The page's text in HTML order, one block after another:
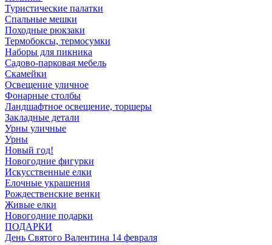
Туристические палатки
Спальные мешки
Походные рюкзаки
Термобоксы, термосумки
Наборы для пикника
Садово-парковая мебель
Скамейки
Освещение уличное
Фонарные столбы
Ландшафтное освещение, торшеры
Закладные детали
Урны уличные
Урны
Новый год!
Новогодние фигурки
Искусственные елки
Елочные украшения
Рождественские венки
Живые елки
Новогодние подарки
ПОДАРКИ
День Святого Валентина 14 февраля